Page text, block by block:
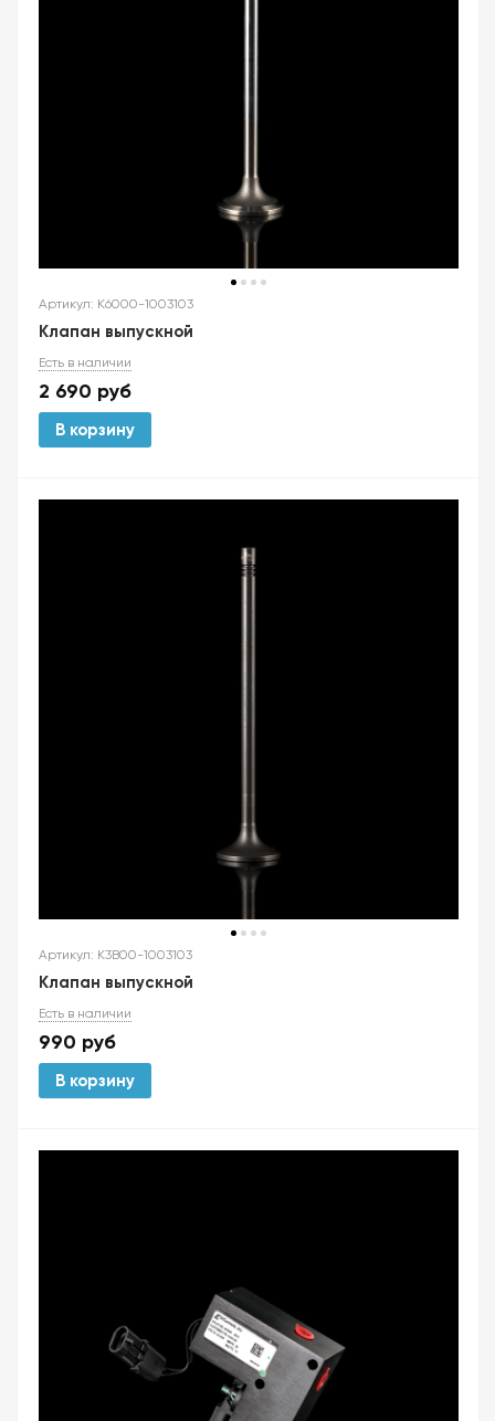
Артикул: K6000-1003103
Клапан выпускной
Есть в наличии
2 690 руб
В корзину
Артикул: K3B00-1003103
Клапан выпускной
Есть в наличии
990 руб
В корзину